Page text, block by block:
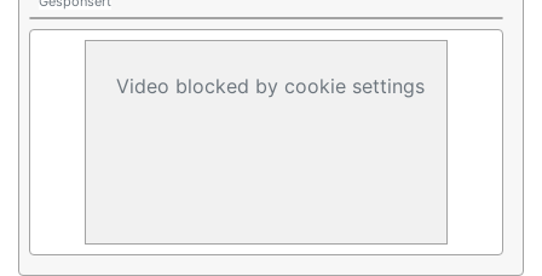
Video blocked by cookie settings